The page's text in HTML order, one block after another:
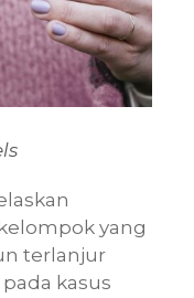
yang
terlanjur
kasus